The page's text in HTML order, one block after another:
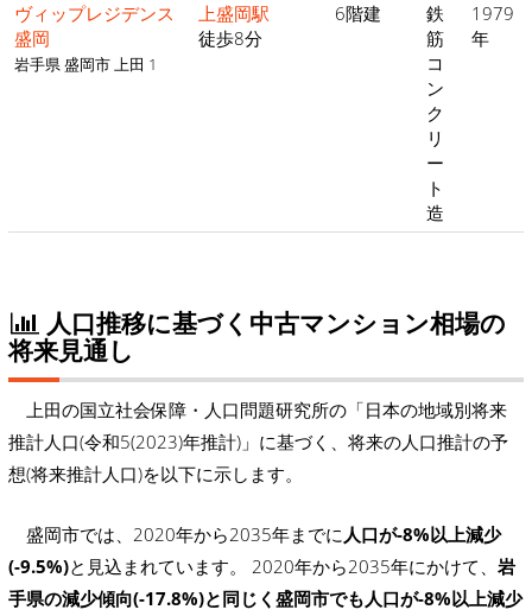
ヴィップレジデンス
盛岡
岩手県 盛岡市 上田 1
上盛岡駅
徒歩8分
6階建
鉄
筋
コ
ン
ク
リ
ー
ト
造
1979
年
人口推移に基づく中古マンション相場の
将来見通し
上田の国立社会保障・人口問題研究所の「日本の地域別将来
推計人口(令和5(2023)年推計)」に基づく、将来の人口推計の予
想(将来推計人口)を以下に示します。
盛岡市では、2020年から2035年までに 人口が-8%以上減少
(-9.5%)と見込まれています。 2020年から2035年にかけて、 岩
手県の減少傾向(-17.8%)と同じく盛岡市でも人口が-8%以上減少